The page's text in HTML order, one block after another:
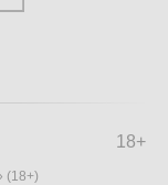
18+
(18+)